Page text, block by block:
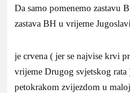
Da samo pomenemo zastavu
zastava BH u vrijeme
je crvena ( jer se najvise krvi
vrijeme Drugog svjetskog rata
petokrakom zvijezdom u